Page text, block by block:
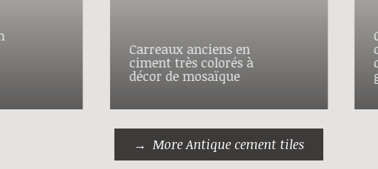
Carreaux anciens en
ciment très colorés à
décor de mosaïque
More Antique cement tiles